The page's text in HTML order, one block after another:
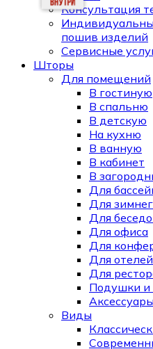
Консультация
пошив изделий
Сервисные
Шторы
Для помещений
В гостиную
В спальню
В детскую
На кухню
В ванную
В кабинет
В
Для
Для
Для
Для офиса
Для
Для
Для
Подушки и
Виды